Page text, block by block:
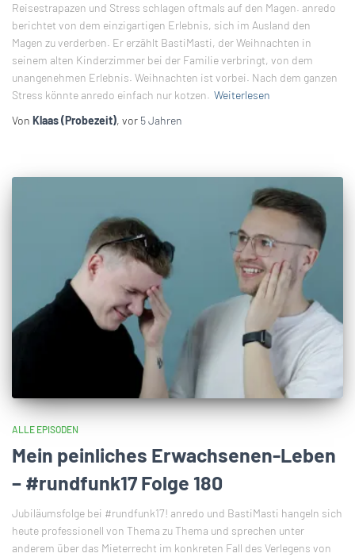
Reisestrapazen und Stress schlagen oftmals auf den Magen. anredo
berichtet von dem einzigartigen Erlebnis, sich im Ausland den
Magen zu verderben. Er erzählt BastiMasti, der Weihnachten in
seinem alten Kinderzimmer bei der Familie verbringt, von dem
unangenehmen Erlebnis. Weihnachten ist vorbei. Nach dem ganzen
Stress könnte anredo einfach nur kotzen. Weiterlesen
Von Klaas (Probezeit), vor 5 Jahren
ALLE EPISODEN
Mein peinliches Erwachsenen-Leben
– #rundfunk17 Folge 180
Jubiläumsfolge bei #rundfunk17! anredo und BastiMasti hangeln sich
heute professionell von Thema zu Thema und sprechen unter
anderem über das Mieterrecht im konkreten Fall des Verlegens von